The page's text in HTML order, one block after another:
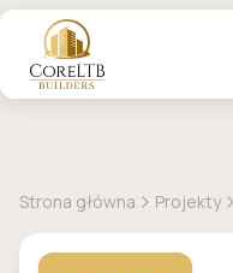
Strona główna Projekty